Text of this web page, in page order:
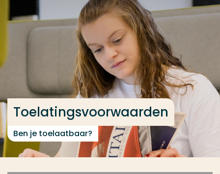
Ga direct naar de content
... > Toelatingsvoorwaarden
Toelatingsvoorwaarden
Ben je toelaatbaar?
Opleiding
Contact